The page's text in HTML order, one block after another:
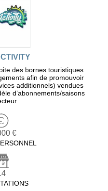
des bornes touristiques
afin de promouvoir
additionnels) vendues
d’abonnements/saisons
€